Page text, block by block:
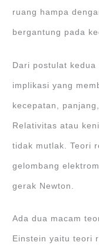
ruang hampa
bergantung pada
Dari postulat
implikasi yang
kecepatan,
Relativitas atau
tidak mutlak. Teori
gelombang
gerak Newton.
Ada dua macam
Einstein yaitu teori